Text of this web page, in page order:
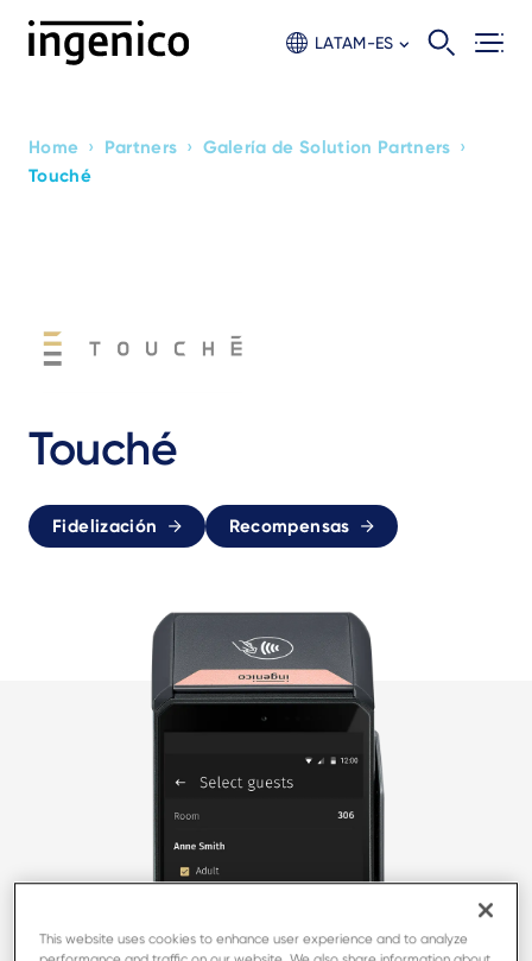
LATAM-ES
Breadcrumb
Home › Partners › Galería de Solution Partners ›
Touché
Touché
Fidelización Recompensas
This website uses cookies to enhance user experience and to analyze